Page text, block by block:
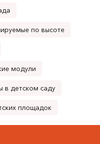
по высоте
модули
в детском саду
площадок